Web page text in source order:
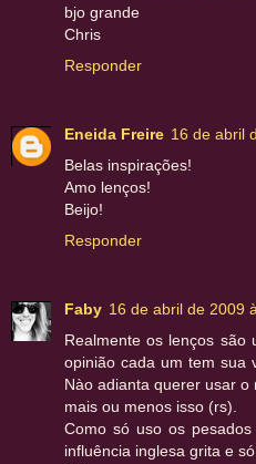
bjo grande
Chris
Responder
Eneida Freire 16 de abril
Belas inspirações!
Amo lenços!
Beijo!
Responder
Faby 16 de abril de 2009
Realmente os lenços são
opinião cada um tem sua
Nào adianta querer usar o
mais ou menos isso (rs).
Como só uso os
influência inglesa grita e